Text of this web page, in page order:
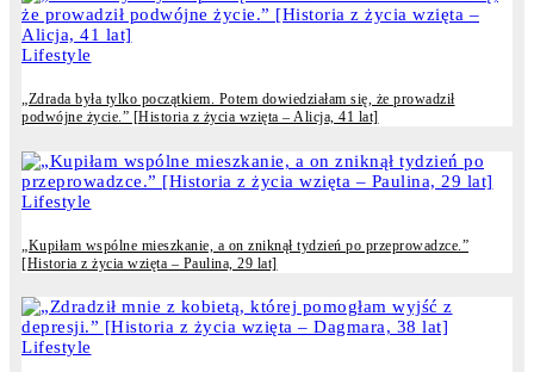
Lifestyle
„Zdrada była tylko początkiem. Potem dowiedziałam się, że prowadził
podwójne życie.” [Historia z życia wzięta – Alicja, 41 lat]
Lifestyle
„Kupiłam wspólne mieszkanie, a on zniknął tydzień po przeprowadzce.”
[Historia z życia wzięta – Paulina, 29 lat]
Lifestyle